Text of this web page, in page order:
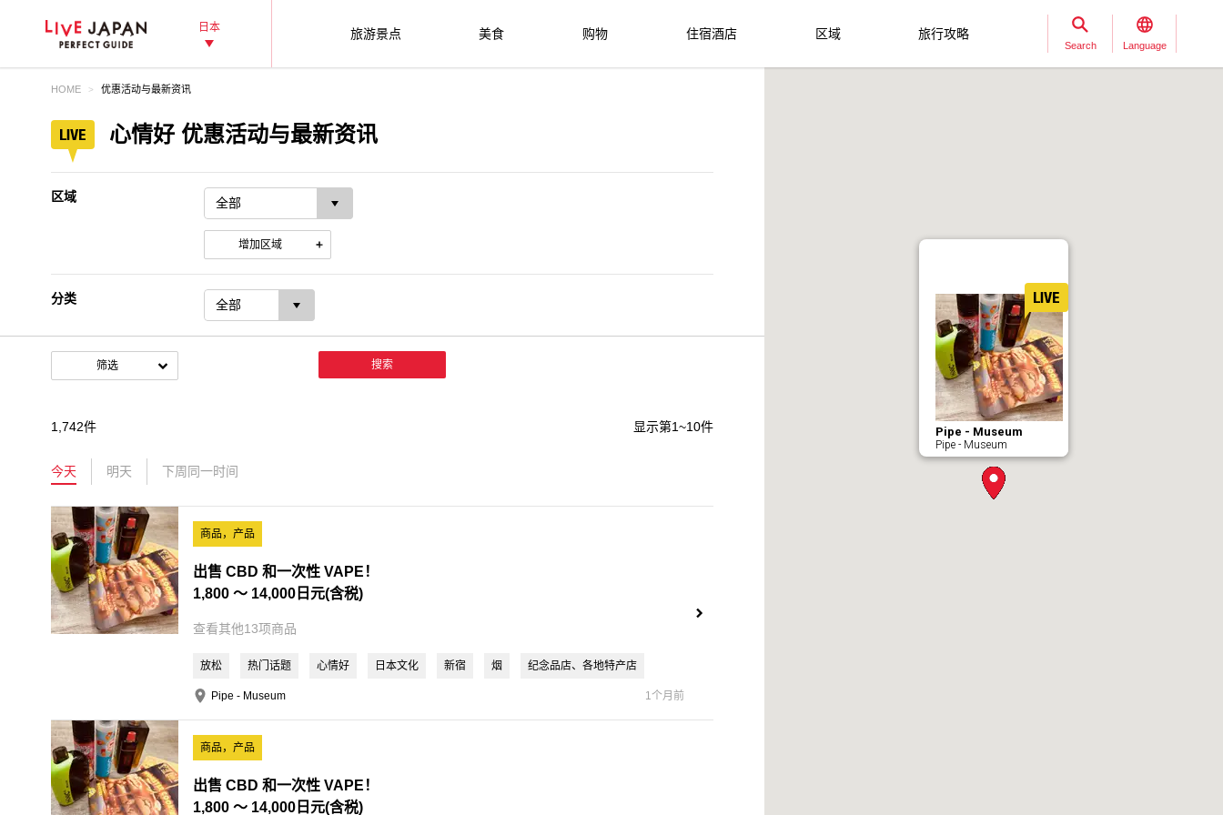
日本 旅游景点 美食 购物 住宿酒店 区域 旅行攻略
Search Language
HOME 优惠活动与最新资讯
心情好 优惠活动与最新资讯
区域
增加区域
分类
筛选 搜索
1,742件 显示第1~10件
今天 明天 下周同一时间
商品，产品
出售 CBD 和一次性 VAPE！
1,800 ～ 14,000日元(含税)
查看其他13项商品
放松 热门话题 心情好 日本文化 新宿 烟 纪念品店、各地特产店
Pipe - Museum 1个月前
商品，产品
出售 CBD 和一次性 VAPE！
1,800 ～ 14,000日元(含税)
Pipe - Museum
Pipe - Museum